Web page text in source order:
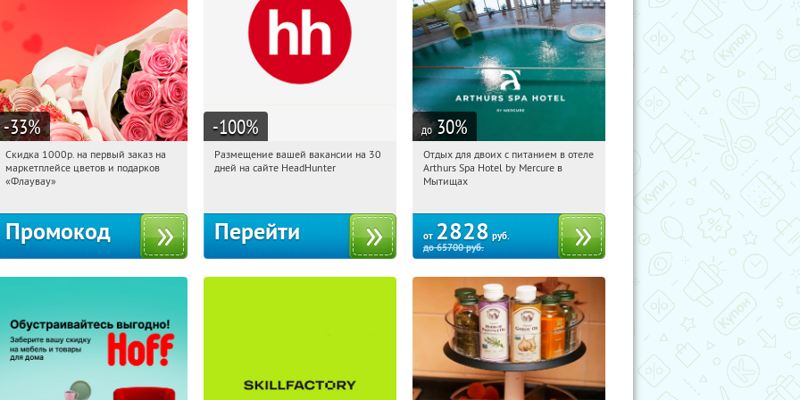
-33%
12:55:09 Получили:
Россия
Скидка 1000р. на первый заказ на
маркетплейсе цветов и подарков
«Флаувау»
Промокод
-100%
12:55:09 Получили:
Размещение вашей вакансии на 30
дней на сайте HeadHunter
Перейти
до 30%
12:55:09
Купи первым!
Московская обл., г. Мытищи, д.
Отдых для двоих с питанием в отеле
Arthurs Spa Hotel by Mercure в
Мытищах
от 2828 руб.
до65700руб.